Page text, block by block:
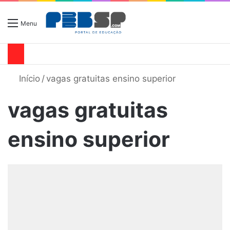
Menu
Início / vagas gratuitas ensino superior
vagas gratuitas
ensino superior